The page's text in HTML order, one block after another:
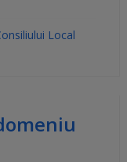
Local